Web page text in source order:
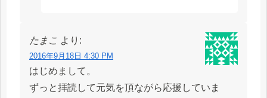
たまこ より:
2016年9月18日 4:30 PM
はじめまして。
ずっと拝読して元気を頂ながら応援していま